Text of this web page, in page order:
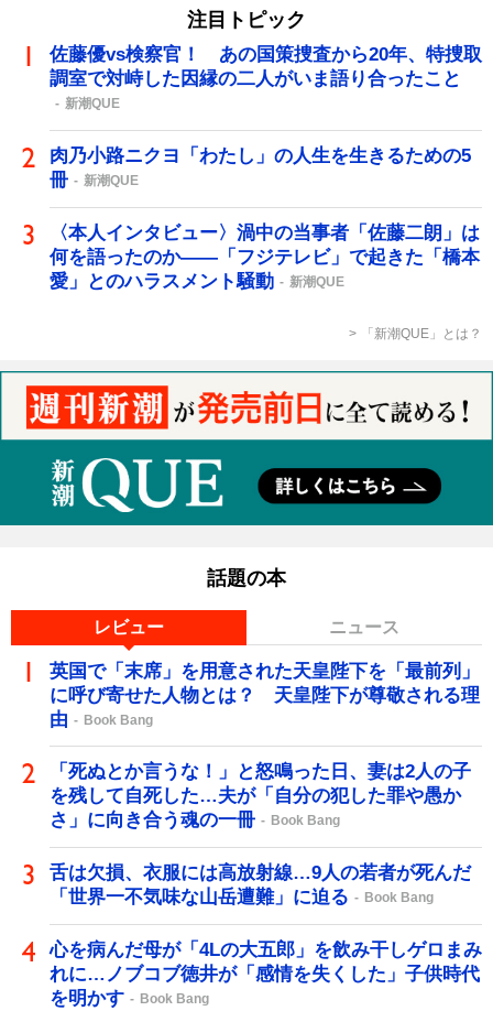
注目トピック
佐藤優vs検察官！ あの国策捜査から20年、特捜取
調室で対峙した因縁の二人がいま語り合ったこと
新潮QUE
肉乃小路ニクヨ「わたし」の人生を生きるための5
冊
新潮QUE
〈本人インタビュー〉渦中の当事者「佐藤二朗」は
何を語ったのか――「フジテレビ」で起きた「橋本
愛」とのハラスメント騒動
新潮QUE
「新潮QUE」とは？
話題の本
レビュー ニュース
英国で「末席」を用意された天皇陛下を「最前列」
に呼び寄せた人物とは？ 天皇陛下が尊敬される理
由
Book Bang
「死ぬとか言うな！」と怒鳴った日、妻は2人の子
を残して自死した…夫が「自分の犯した罪や愚か
さ」に向き合う魂の一冊
Book Bang
舌は欠損、衣服には高放射線…9人の若者が死んだ
「世界一不気味な山岳遭難」に迫る
Book Bang
心を病んだ母が「4Lの大五郎」を飲み干しゲロまみ
れに…ノブコブ徳井が「感情を失くした」子供時代
を明かす
Book Bang